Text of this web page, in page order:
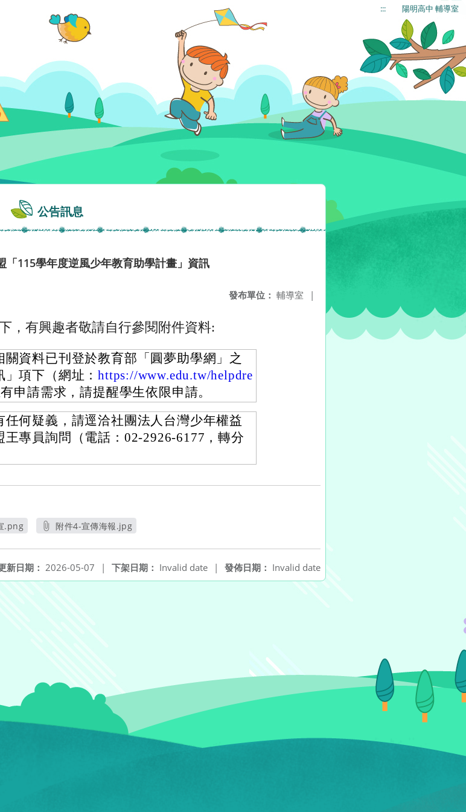
::: 陽明高中 輔導室
公告訊息
115學年度逆風少年教育助學計畫」資訊
發布單位： 輔導室 |
，有興趣者敬請自行參閱附件資料:
關資料已刊登於教育部「圓夢助學網」之
」項下（網址：https://www.edu.tw/helpdre
申請需求，請提醒學生依限申請。
任何疑義，請逕洽社團法人台灣少年權益
王專員詢問（電話：02-2926-6177，轉分
.png
附件4-宣傳海報.jpg
發佈日期： Invalid date
下架日期： Invalid date |
新日期： 2026-05-07 |